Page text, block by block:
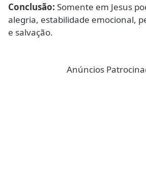
Conclusão: Somente em Jesus
alegria, estabilidade emocional,
e salvação.
Anúncios